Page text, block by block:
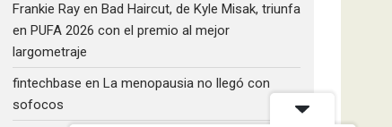
Frankie Ray en Bad Haircut, de Kyle Misak, triunfa
en PUFA 2026 con el premio al mejor
largometraje
fintechbase en La menopausia no llegó con
sofocos